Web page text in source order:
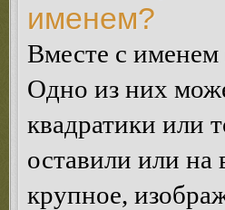
именем?
Вместе с именем
Одно из них
квадратики или
оставили или на
крупное,